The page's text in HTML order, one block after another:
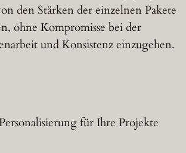
den Stärken der einzelnen Pakete
ohne Kompromisse bei der
und Konsistenz einzugehen.
für Ihre Projekte